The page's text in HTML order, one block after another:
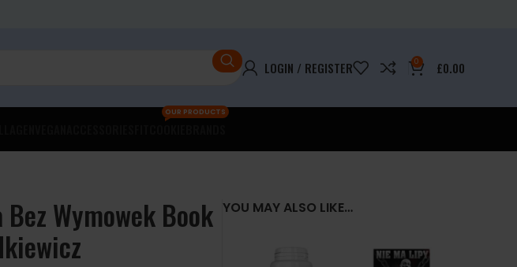
LOGIN / REGISTER 0 £0.00
OUR PRODUCTS
Wymowek Book YOU MAY ALSO LIKE…